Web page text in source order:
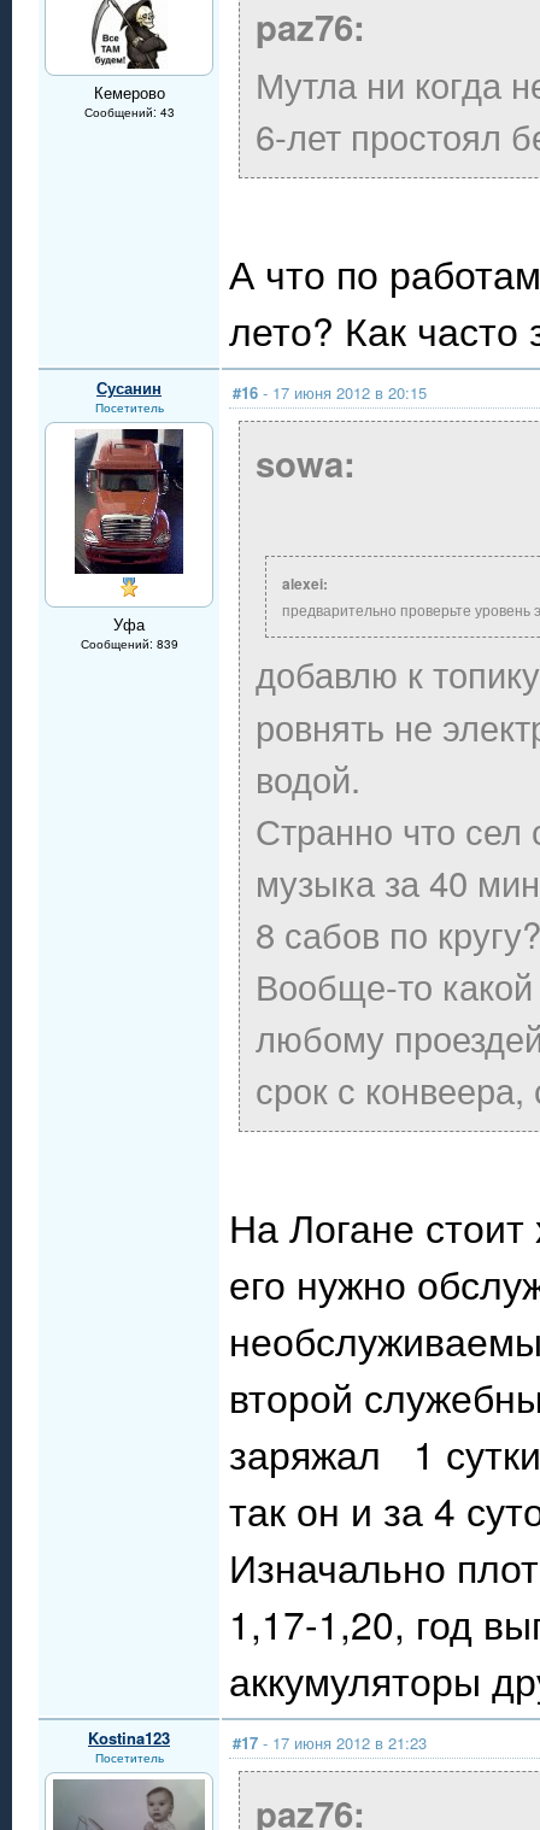
Кемерово
Сообщений: 43
paz76:
Мутла ни когда
6-лет простоял
А что по
лето? Как
Сусанин
Посетитель
Уфа
Сообщений: 839
#16 - 17 июня 2012 в 20:15
sowa:
alexei:
предварительно проверьте уровень
добавлю к
ровнять не
водой.
Странно что сел
музыка за 40
8 сабов по
Вообще-то
любому
срок с конвеера,
На Логане
его нужно
второй
заряжал 1
так он и за 4
Изначально
1,17-1,20, год
аккумуляторы
Kostina123
Посетитель
#17 - 17 июня 2012 в 21:23
paz76: